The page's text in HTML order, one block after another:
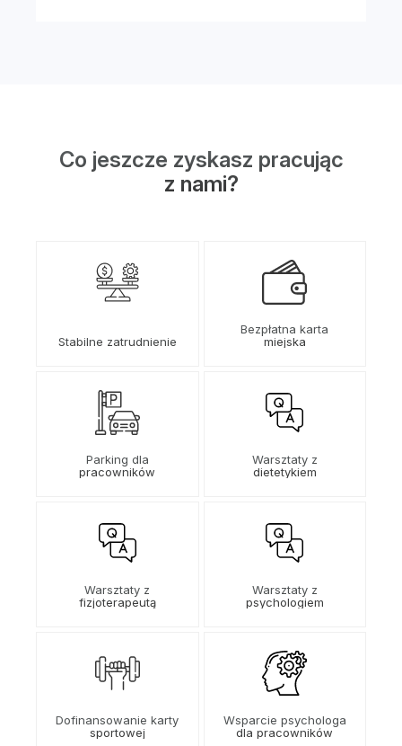
Co jeszcze zyskasz pracując
z nami?
Stabilne zatrudnienie
Bezpłatna karta
miejska
Parking dla
pracowników
Warsztaty z
dietetykiem
Warsztaty z
fizjoterapeutą
Warsztaty z
psychologiem
Dofinansowanie karty
sportowej
Wsparcie psychologa
dla pracowników